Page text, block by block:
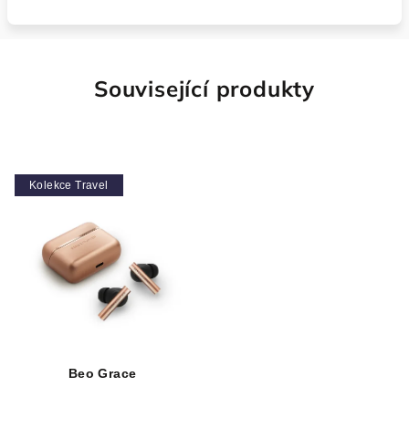
Související produkty
Kolekce Travel
Beo Grace